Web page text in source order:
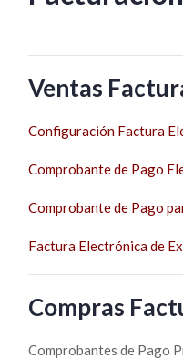
Ventas
Configuración Factura
Comprobante de Pago
Comprobante de Pago
Factura Electrónica de
Compras
Comprobantes de Pago